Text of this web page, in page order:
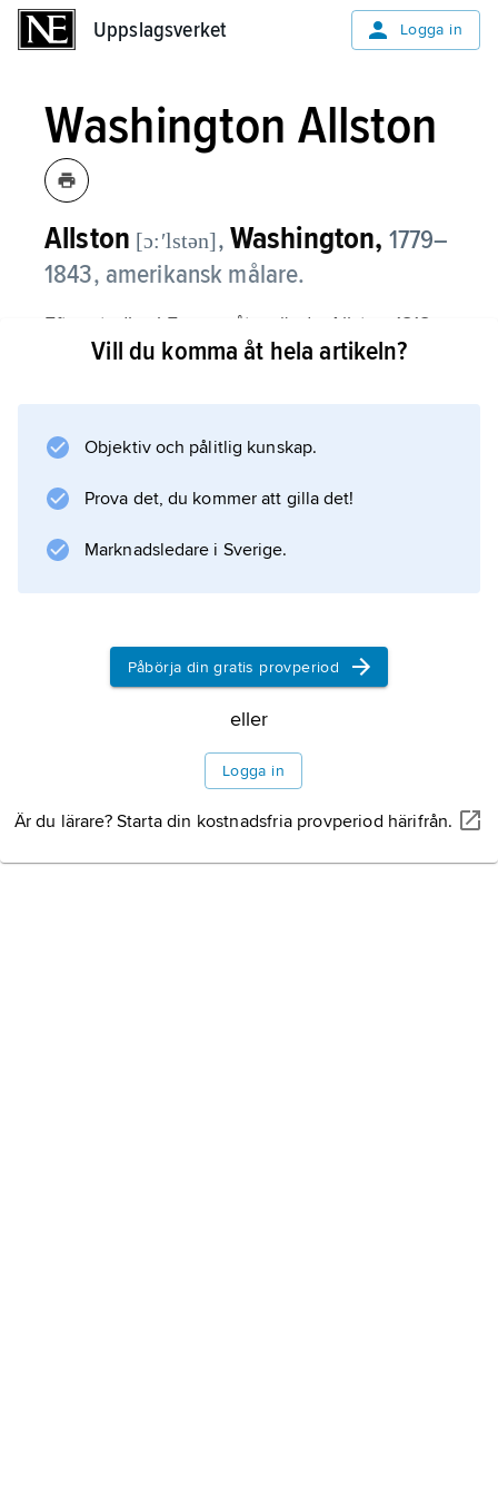
Uppslagsverket Logga in
Washington Allston
Allston [ɔ:ʹlstən], Washington, 1779–
1843, amerikansk målare.
Efter studier i Europa återvände Allston 1818
till USA, där han blev berömd framför allt för
ibland kallad den amerikanske Tizian. Han
eftervärlden framstår Allston som den förste
amerikanske
Information om artikeln
Vill du komma åt hela artikeln?
Objektiv och pålitlig kunskap.
Prova det, du kommer att gilla det!
Marknadsledare i Sverige.
Påbörja din gratis provperiod
eller
Logga in
Är du lärare? Starta din kostnadsfria provperiod härifrån.